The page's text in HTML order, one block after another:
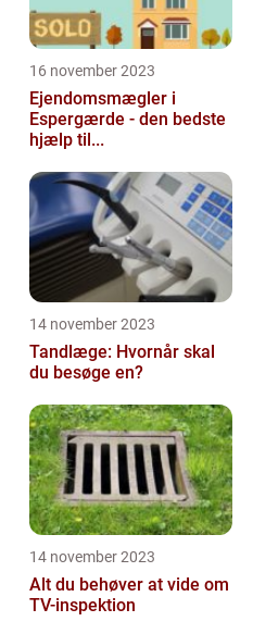
16 november 2023
Ejendomsmægler i
Espergærde - den bedste
hjælp til...
14 november 2023
Tandlæge: Hvornår skal
du besøge en?
14 november 2023
Alt du behøver at vide om
TV-inspektion